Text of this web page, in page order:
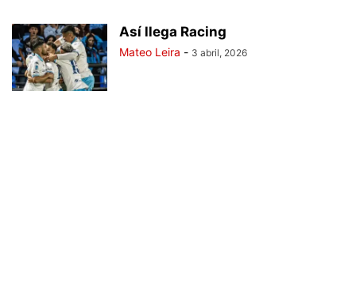
Así llega Racing
Mateo Leira - 3 abril, 2026